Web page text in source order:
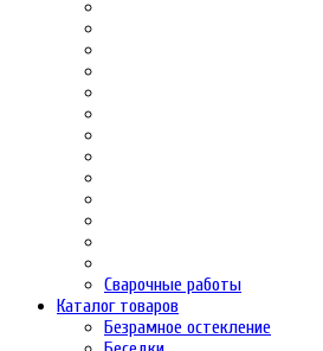
Сварочные работы
Каталог товаров
Безрамное остекление